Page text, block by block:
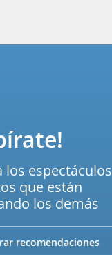
los espectáculos
que están
los demás
recomendaciones